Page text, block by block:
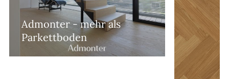
Admonter - mehr als
Parkettboden